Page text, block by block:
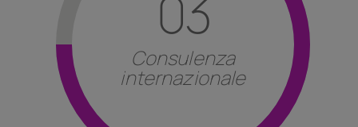
Consulenza
internazionale